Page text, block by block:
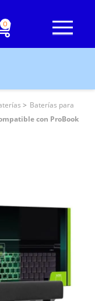
0
Baterías para
con ProBook